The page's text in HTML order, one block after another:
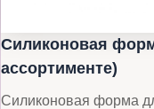
Силиконовая
ассортименте)
Силиконовая форма